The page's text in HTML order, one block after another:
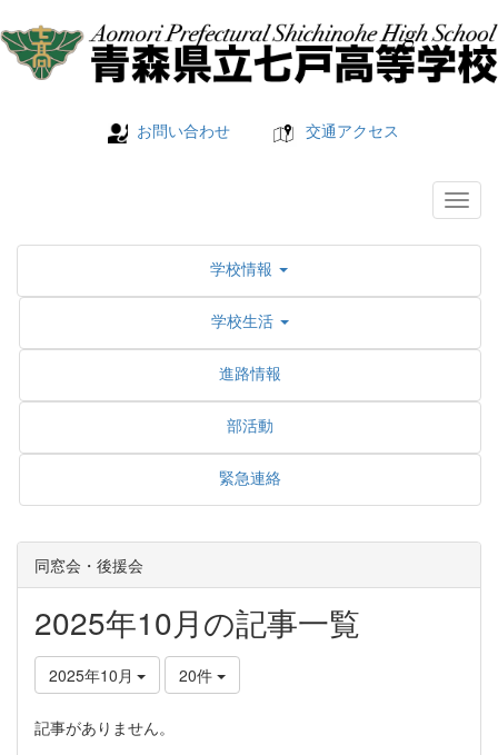
お問い合わせ 交通アクセス
学校情報
学校生活
進路情報
部活動
緊急連絡
同窓会・後援会
2025年10月の記事一覧
2025年10月 20件
記事がありません。